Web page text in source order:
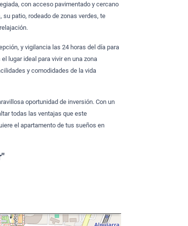
con acceso pavimentado y cercano
patio, rodeado de zonas verdes, te
y vigilancia las 24 horas del día para
lugar ideal para vivir en una zona
y comodidades de la vida
oportunidad de inversión. Con un
todas las ventajas que este
el apartamento de tus sueños en